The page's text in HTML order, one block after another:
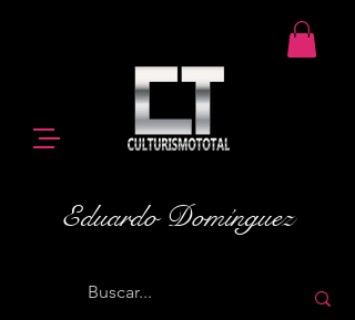
Eduardo Domínguez